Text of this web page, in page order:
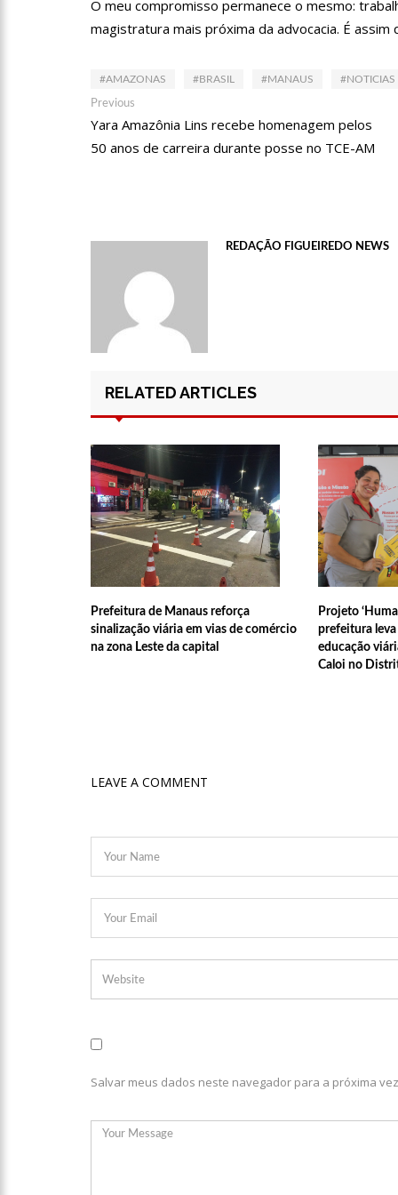
Confira quais
14:17 Motoristas de
Após matar
relacionamento a distância
13:03
Prefeitura de
12:56 OMS declara fim
12:45 Fornecedores
11:19 Secretaria de
O meu compromisso permanece o mesmo:
magistratura mais próxima da advocacia. É assim
#AMAZONAS #BRASIL #MANAUS #NOTICIAS
Navegação
de
Post
Previous
post:
Yara Amazônia Lins recebe homenagem pelos
50 anos de carreira durante posse no TCE-AM
REDAÇÃO FIGUEIREDO NEWS
RELATED ARTICLES
Prefeitura de Manaus reforça
sinalização viária em vias de comércio
na zona Leste da capital
Projeto
prefeitura
educação
Caloi no
LEAVE A COMMENT
Salvar meus dados neste navegador para a próxima